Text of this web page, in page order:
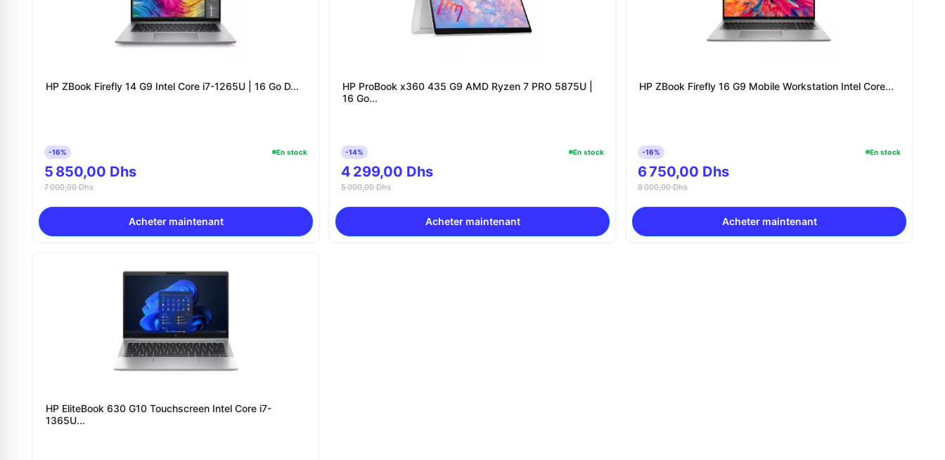
HP ZBook Firefly 14 G9 Intel Core i7-1265U | 16 Go D...
-16% En stock
5 850,00 Dhs
7 000,00 Dhs
Acheter maintenant
HP ProBook x360 435 G9 AMD Ryzen 7 PRO 5875U |
16 Go...
-14% En stock
4 299,00 Dhs
5 000,00 Dhs
Acheter maintenant
HP ZBook Firefly 16 G9 Mobile Workstation Intel Core...
-16% En stock
6 750,00 Dhs
8 000,00 Dhs
Acheter maintenant
HP EliteBook 630 G10 Touchscreen Intel Core i7-
1365U...